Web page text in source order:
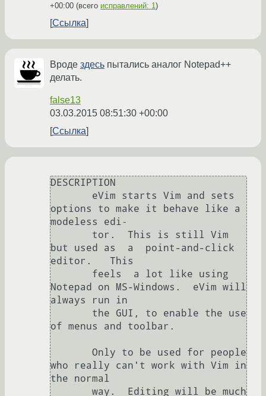
+00:00 (всего исправлений: 1)
Ссылка
Вроде здесь пытались аналог Notepad++
делать.
false13
03.03.2015 08:51:30 +00:00
Ссылка
DESCRIPTION
options to make it behave like a
modeless edi‐
but used as  a  point-and-click
editor.   This
Notepad on MS-Windows.  eVim will
always run in
of menus and toolbar.
who really can't work with Vim in
the normal